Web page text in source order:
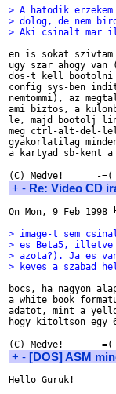
> A hatodik
> dolog, de nem
> Aki csinalt mar
en is sokat
ugy szar ahogy
dos-t kell bootolni
config sys-ben
nemtommi), az
ami biztos, a
le, majd bootolj
meg ctrl-alt-del-lel
gyakorlatilag
a kartyad sb-kent
(C) Medve!      -
+ - Re: Video CD
On Mon, 9 Feb 1998
> image-t sem
> es Beta5, illetve
> azota?). Ja es
> keves a szabad
bocs, ha nagyon
a white book
adatot, mint a
hogy kitoltson egy
(C) Medve!      -
+ - [DOS] ASM
Hello Guruk!